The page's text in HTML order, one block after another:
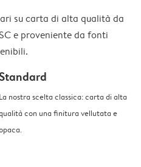
su carta di alta qualità da
e proveniente da fonti
Standard
La nostra scelta classica: carta di alta
con una finitura vellutata e